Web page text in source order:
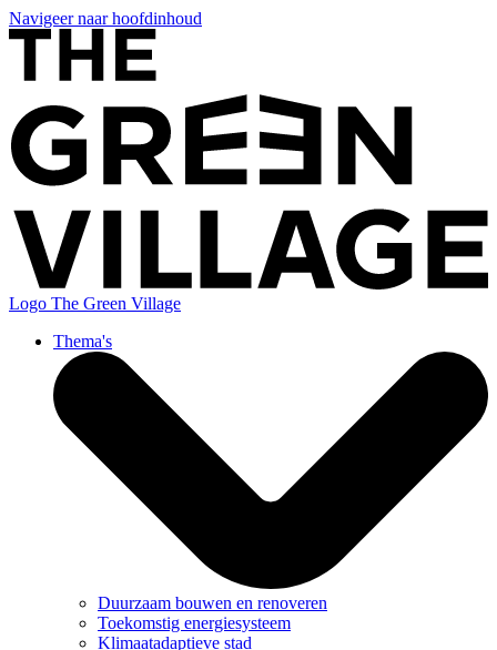
Navigeer naar hoofdinhoud
Logo The Green Village
Thema's
Duurzaam bouwen en renoveren
Toekomstig energiesysteem
Klimaatadaptieve stad